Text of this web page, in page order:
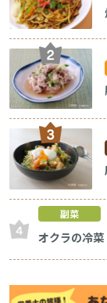
副菜
オクラの冷菜